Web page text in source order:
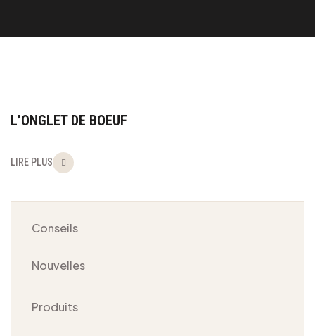
2024
L’ONGLET DE BOEUF
LIRE PLUS
Conseils
Nouvelles
Produits